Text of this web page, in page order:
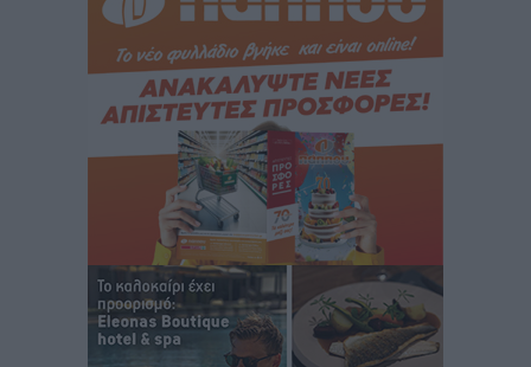
Ειδήσεις• πριν 2 ώρες
Στον Άγιο Νικόλαο Χάλκης ανοίγει ξανά το
ανανεωμένο εκκλησιαστικό μουσείο από τη Λέσχη
πριν 3 ώρες
Ρόδος: «Βουλιάζει» από τουρίστες – Πάνω από 1 εκατ.
επιβάτες και 55 κρουαζιερόπλοια
Τοπικές Ειδήσεις• πριν 3 ώρες
Γ’ Εθνική Κατηγορία: Οι ημερομηνίες των